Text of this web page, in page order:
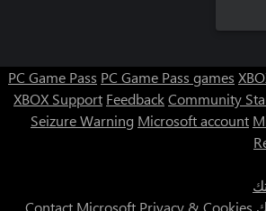
PC Game Pass PC Game Pass games
XBOX Support FeedbackCommunity
Seizure Warning Microsoft account
Contact Microsoft Privacy & Cookies